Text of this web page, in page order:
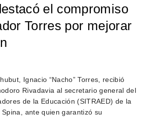
el compromiso
Torres por mejorar
Ignacio “Nacho” Torres, recibió
Rivadavia al secretario general del
de la Educación (SITRAED) de la
ante quien garantizó su